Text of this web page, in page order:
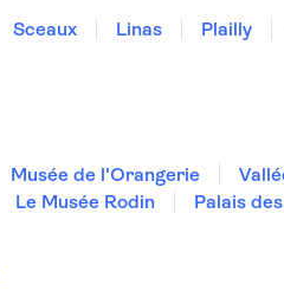
Sceaux Linas Plailly
Musée de l'Orangerie
Le Musée Rodin Palais